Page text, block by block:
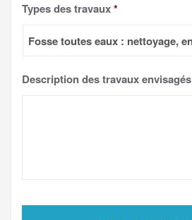
Types des travaux*
Description des travaux envisagés